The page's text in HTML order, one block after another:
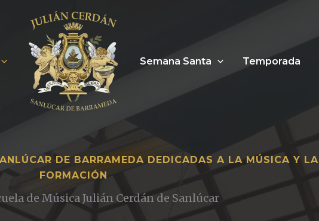
Semana Santa Temporada
DE BARRAMEDA DEDICADAS A LA MÚSICA Y LA
FORMACIÓN
de Música Julián Cerdán de Sanlúcar